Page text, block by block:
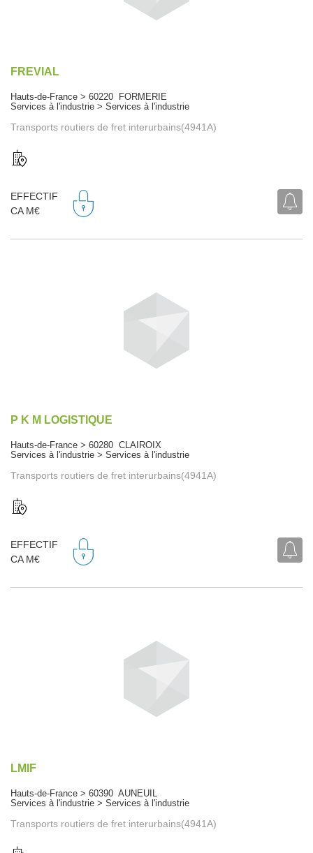
FREVIAL
Hauts-de-France > 60220 FORMERIE
Services à l'industrie > Services à l'industrie
Transports routiers de fret interurbains(4941A)
EFFECTIF
CA M€
P K M LOGISTIQUE
Hauts-de-France > 60280 CLAIROIX
Services à l'industrie > Services à l'industrie
Transports routiers de fret interurbains(4941A)
EFFECTIF
CA M€
LMIF
Hauts-de-France > 60390 AUNEUIL
Services à l'industrie > Services à l'industrie
Transports routiers de fret interurbains(4941A)